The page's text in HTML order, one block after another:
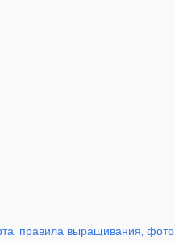
правила выращивания, фото